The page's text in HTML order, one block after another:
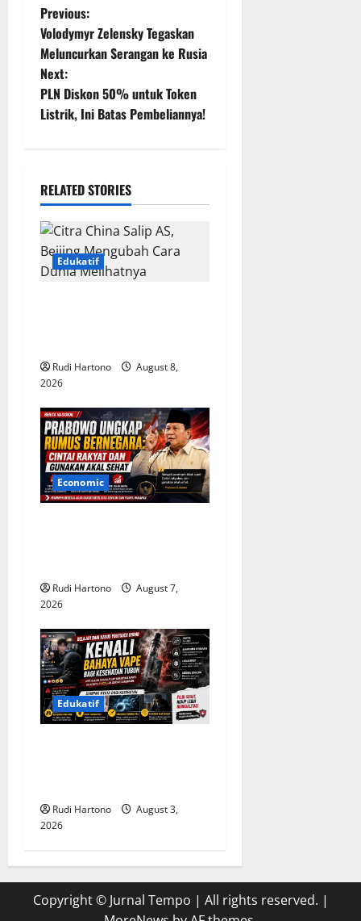
P
o
s
t
a
v
i
t
i
o
n
Previous:
Volodymyr Zelensky Tegaskan
Meluncurkan Serangan ke Rusia
Next:
PLN Diskon 50% untuk Token
Listrik, Ini Batas Pembeliannya!
RELATED STORIES
Edukatif
Rudi Hartono
August 8,
2026
Economic
Rudi Hartono
August 7,
2026
Edukatif
Rudi Hartono
August 3,
2026
Copyright © Jurnal Tempo | All rights reserved. |